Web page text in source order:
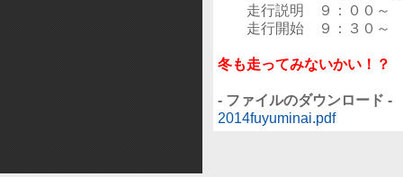
走行説明 ９：００～
走行開始 ９：３０～
冬も走ってみないかい！？
- ファイルのダウンロード -
2014fuyuminai.pdf